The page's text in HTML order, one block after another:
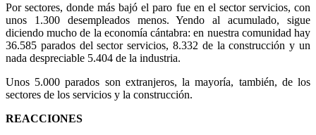
Por sectores, donde más bajó el paro fue en el sector servicios, con
unos 1.300 desempleados menos. Yendo al acumulado, sigue
diciendo mucho de la economía cántabra: en nuestra comunidad hay
36.585 parados del sector servicios, 8.332 de la construcción y un
nada despreciable 5.404 de la industria.
Unos 5.000 parados son extranjeros, la mayoría, también, de los
sectores de los servicios y la construcción.
REACCIONES